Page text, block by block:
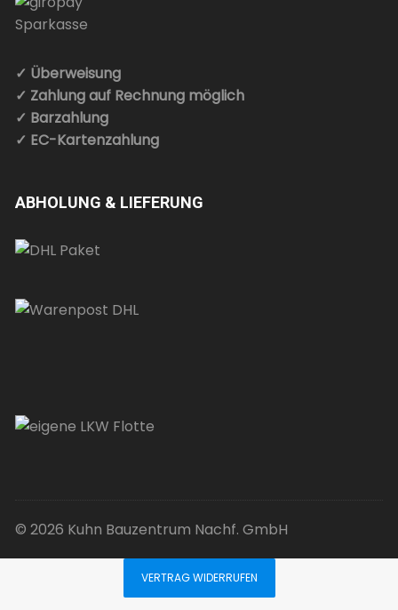
✓ Überweisung
✓ Zahlung auf Rechnung möglich
✓ Barzahlung
✓ EC-Kartenzahlung
ABHOLUNG & LIEFERUNG
© 2026 Kuhn Bauzentrum Nachf. GmbH
VERTRAG WIDERRUFEN